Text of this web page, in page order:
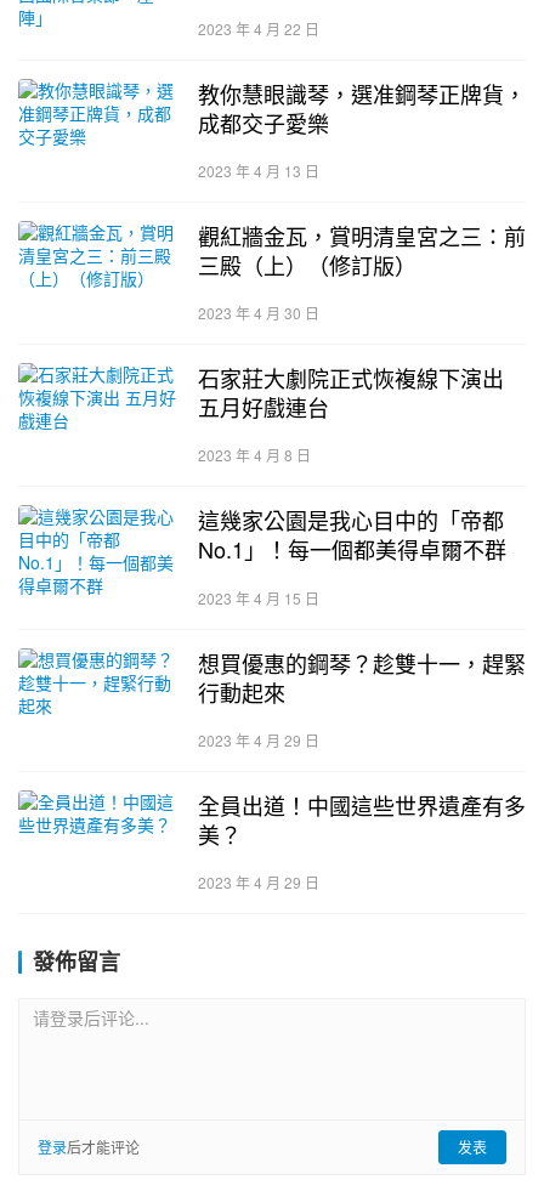
2023 年 4 月 22 日
教你慧眼識琴，選准鋼琴正牌貨，
成都交子愛樂
2023 年 4 月 13 日
觀紅牆金瓦，賞明清皇宮之三：前
三殿（上）（修訂版）
2023 年 4 月 30 日
石家莊大劇院正式恢複線下演出
五月好戲連台
2023 年 4 月 8 日
這幾家公園是我心目中的「帝都
No.1」！每一個都美得卓爾不群
2023 年 4 月 15 日
想買優惠的鋼琴？趁雙十一，趕緊
行動起來
2023 年 4 月 29 日
全員出道！中國這些世界遺產有多
美？
2023 年 4 月 29 日
發佈留言
请登录后评论...
登录后才能评论 发表